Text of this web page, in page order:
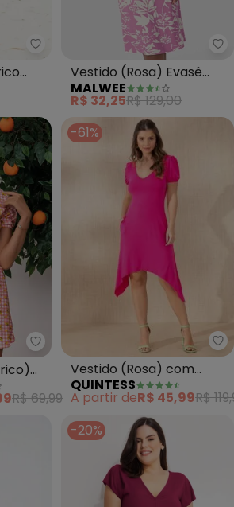
Quintess - Vestido
Vestido (Rosa) Evasê
Floral Curto
MALWEE
R$ 32,25R$ 129,00
Moda Pop - Vestido (Vichy
R$ 69,99
-61%
Vestido (Rosa) com
Laterais Alongadas
QUINTESS
A partir deR$ 45,99R$
-20%